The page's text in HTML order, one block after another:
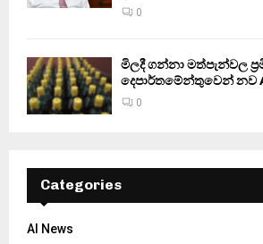
0
මිලදී ගන්නා මත්පැන්වල
දෙපාර්තමේන්තුවෙන් නව
0
Categories
AI News